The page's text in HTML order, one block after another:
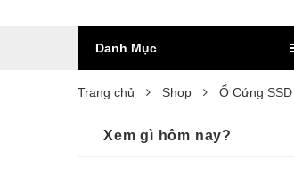
Danh Mục
Trang chủ Shop Ổ Cứng SSD
Xem gì hôm nay?